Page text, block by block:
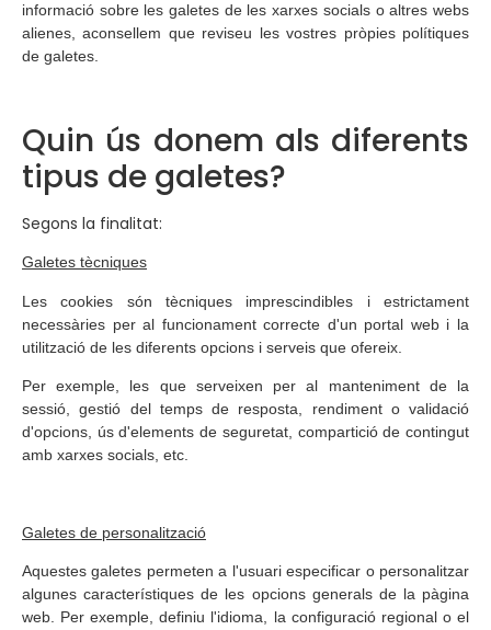
informació sobre les galetes de les xarxes socials o altres webs
alienes, aconsellem que reviseu les vostres pròpies polítiques
de galetes.
Quin ús donem als diferents
tipus de galetes?
Segons la finalitat:
Galetes tècniques
Les cookies són tècniques imprescindibles i estrictament
necessàries per al funcionament correcte d'un portal web i la
utilització de les diferents opcions i serveis que ofereix.
Per exemple, les que serveixen per al manteniment de la
sessió, gestió del temps de resposta, rendiment o validació
d'opcions, ús d'elements de seguretat, compartició de contingut
amb xarxes socials, etc.
Galetes de personalització
Aquestes galetes permeten a l'usuari especificar o personalitzar
algunes característiques de les opcions generals de la pàgina
web. Per exemple, definiu l'idioma, la configuració regional o el